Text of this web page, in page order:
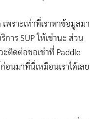
พราะเท่าที่เราหาข้อมูลมา
การ SUP ให้เช่านะ ส่วน
ะติดต่อขอเช่าที่ Paddle
อนมาที่นี่เหมือนเราได้เลย